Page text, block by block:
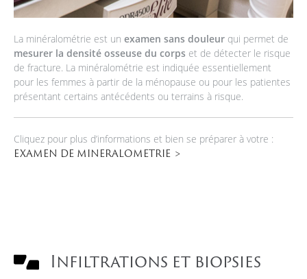
La minéralométrie est un examen sans douleur qui permet de
mesurer la densité osseuse du corps et de détecter le risque
de fracture. La minéralométrie est indiquée essentiellement
pour les femmes à partir de la ménopause ou pour les patientes
présentant certains antécédents ou terrains à risque.
Cliquez pour plus d’informations et bien se préparer à votre :
EXAMEN DE MINERALOMETRIE
Infiltrations et biopsies